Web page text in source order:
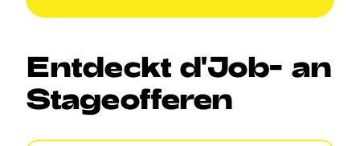
Entdeckt d'Job- an
Stageofferen